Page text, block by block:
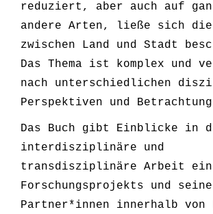
reduziert, aber auch auf
andere Arten, ließe sich die
zwischen Land und Stadt
Das Thema ist komplex und
nach unterschiedlichen
Perspektiven und
Das Buch gibt Einblicke in
interdisziplinäre und
transdisziplinäre Arbeit
Forschungsprojekts und
Partner*innen innerhalb von